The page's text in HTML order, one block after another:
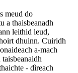
meud do
a thaisbeanadh
leithid leud,
dhuinn. Cuiridh
a-mach
- dìreach